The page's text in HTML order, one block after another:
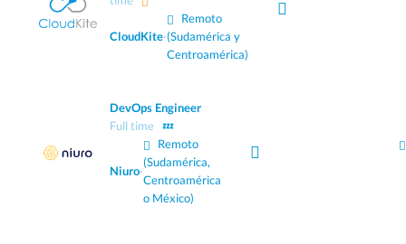
CloudKite·
Remoto
(Sudamérica y
Centroamérica)
DevOps Engineer
Full time
💤
Niuro·
Remoto
(Sudamérica,
Centroamérica
o México)